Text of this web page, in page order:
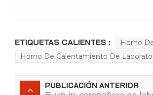
ETIQUETAS CALIENTES : Horno
Horno De Calentamiento De
PUBLICACIÓN ANTERIOR